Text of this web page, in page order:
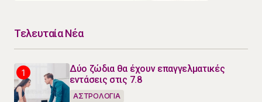
Τελευταία Νέα
Δύο ζώδια θα έχουν επαγγελματικές
εντάσεις στις 7.8
ΑΣΤΡΟΛΟΓΙΑ